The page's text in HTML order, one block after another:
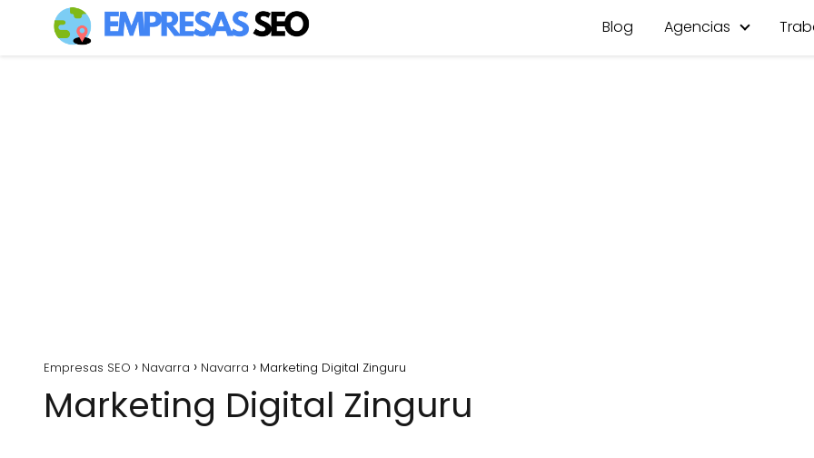
Blog Agencias
Empresas SEO Navarra Navarra Marketing Digital Zinguru
Marketing Digital Zinguru